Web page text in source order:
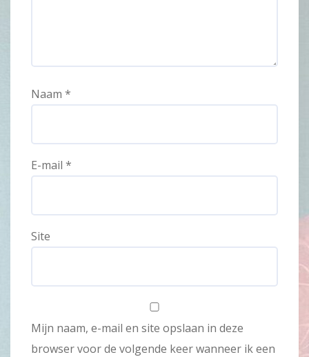
Naam *
E-mail *
Site
Mijn naam, e-mail en site opslaan in deze
browser voor de volgende keer wanneer ik een